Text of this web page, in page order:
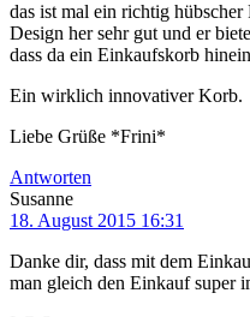
das ist mal ein richtig
Design her sehr gut und er
dass da ein Einkaufskorb
Ein wirklich innovativer Korb.
Liebe Grüße *Frini*
Antworten
Susanne
18. August 2015 16:31
Danke dir, dass mit dem
man gleich den Einkauf super